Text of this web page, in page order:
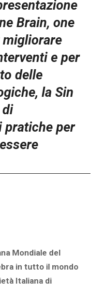
Brain, one
migliorare
e per
delle
la Sin
pratiche per
Mondiale del
in tutto il mondo
Italiana di